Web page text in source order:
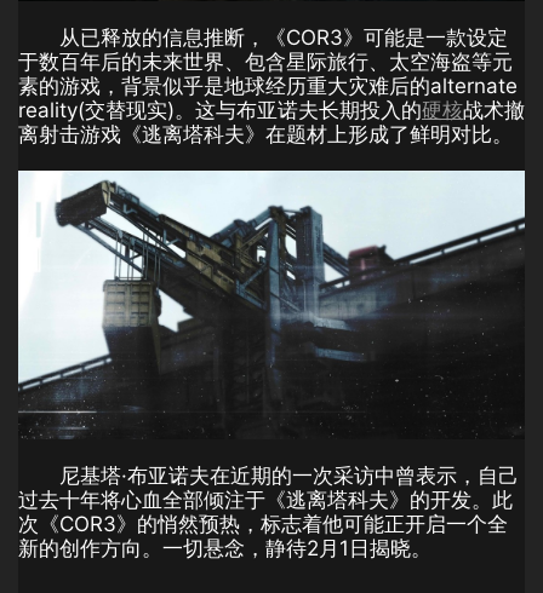
从已释放的信息推断，《COR3》可能是一款设定
于数百年后的未来世界、包含星际旅行、太空海盗等元
素的游戏，背景似乎是地球经历重大灾难后的alternate
reality(交替现实)。这与布亚诺夫长期投入的硬核战术撤
离射击游戏《逃离塔科夫》在题材上形成了鲜明对比。
尼基塔·布亚诺夫在近期的一次采访中曾表示，自己
过去十年将心血全部倾注于《逃离塔科夫》的开发。此
次《COR3》的悄然预热，标志着他可能正开启一个全
新的创作方向。一切悬念，静待2月1日揭晓。